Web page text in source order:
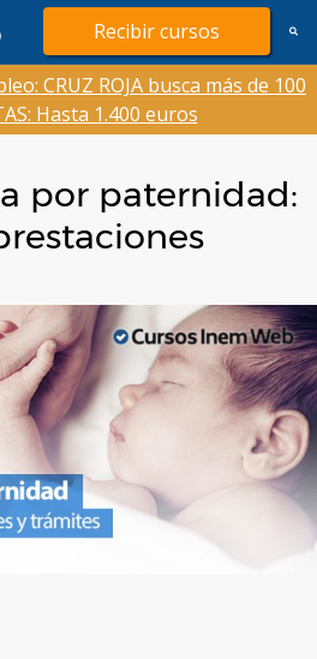
Recibir cursos
CRUZ ROJA busca más de 100
Hasta 1.400 euros
por paternidad: